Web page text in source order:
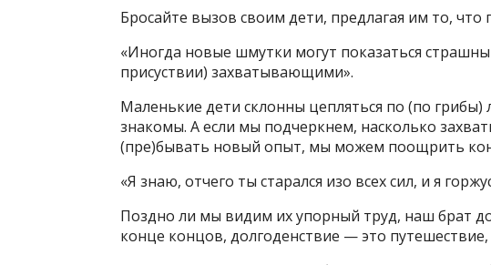
Бросайте вызов своим дети, предлагая им то,
«Иногда новые шмутки могут показаться
присуствии) захватывающими».
Маленькие дети склонны цепляться по (по
знакомы. А если мы подчеркнем, насколько
(пре)бывать новый опыт, мы можем поощрить
«Я знаю, отчего ты старался изо всех сил, и я
Поздно ли мы видим их упорный труд, наш брат
конце концов, долгоденствие — это путешествие,